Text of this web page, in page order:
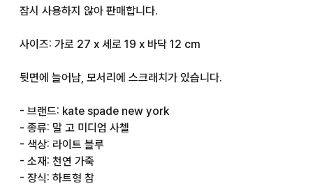
잠시 사용하지 않아 판매합니다.
사이즈: 가로 27 x 세로 19 x 바닥 12 cm
뒷면에 늘어남, 모서리에 스크래치가 있습니다.
- 브랜드: kate spade new york
- 종류: 말 고 미디엄 사첼
- 색상: 라이트 블루
- 소재: 천연 가죽
- 장식: 하트형 참